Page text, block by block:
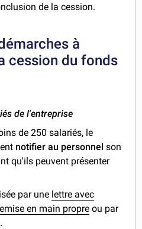
de la cession.
à
cession du fonds
de l'entreprise
de 250 salariés, le
notifier au personnel son
qu'ils peuvent présenter
par une lettre avec
en main propre ou par